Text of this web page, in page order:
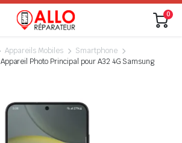
0
Appareils Mobiles
Smartphone
Appareil Photo Principal pour A32 4G Samsung